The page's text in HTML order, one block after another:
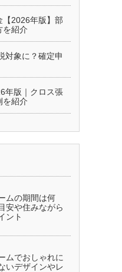
【2026年版】部
を紹介
対象に？確定申
年版｜クロス張
を紹介
ムの期間は何
安や住みながら
ント
ムでおしゃれに
いデザインやレ